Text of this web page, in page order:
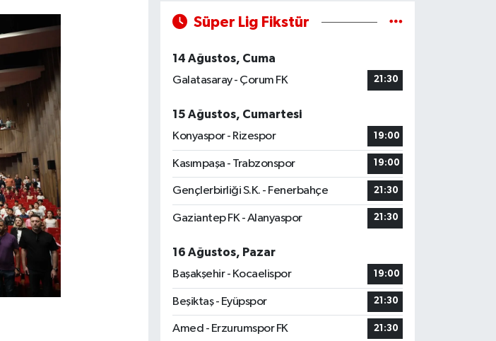
Süper Lig Fikstür
14 Ağustos, Cuma
Galatasaray - Çorum FK
21:30
15 Ağustos, Cumartesi
Konyaspor - Rizespor
19:00
Kasımpaşa - Trabzonspor 19:00
Gençlerbirliği S.K. - Fenerbahçe 21:30
Gaziantep FK - Alanyaspor 21:30
16 Ağustos, Pazar
Başakşehir - Kocaelispor
19:00
Beşiktaş - Eyüpspor 21:30
Amed - Erzurumspor FK 21:30